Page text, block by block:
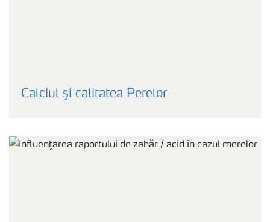
Calciul şi calitatea Perelor